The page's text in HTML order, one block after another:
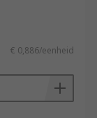
€ 0,886/eenheid